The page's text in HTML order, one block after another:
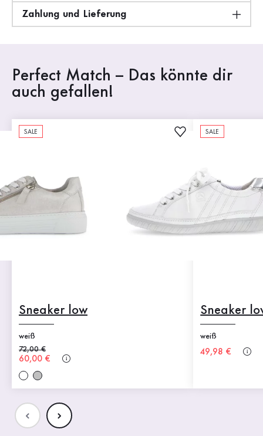
Zahlung und Lieferung
Perfect Match – Das könnte dir
auch gefallen!
SALE
Sneaker low
weiß
Alter Preis
72,00 €
Neuer Preis
60,00 €
SALE
Sneaker
weiß
Neuer Preis
49,98 €